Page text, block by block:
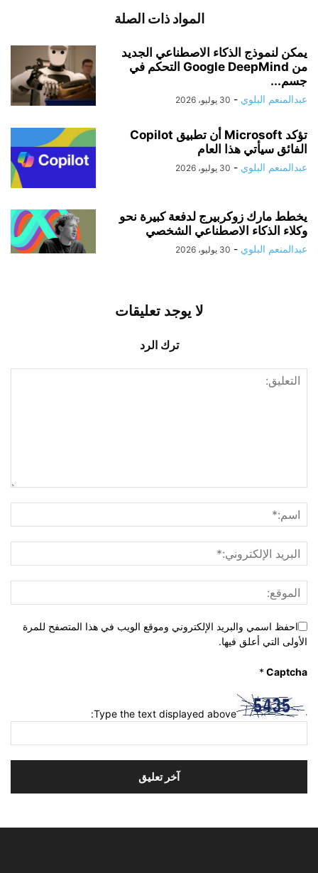
المواد ذات الصلة
يمكن لنموذج الذكاء الاصطناعي الجديد
من Google DeepMind التحكم في
جسم...
عبدالمنعم البلوي - 30 يوليو، 2026
تؤكد Microsoft أن تطبيق Copilot
الفائق سيأتي هذا العام
عبدالمنعم البلوي - 30 يوليو، 2026
يخطط مارك زوكربيرج لدفعة كبيرة نحو
وكلاء الذكاء الاصطناعي الشخصي
عبدالمنعم البلوي - 30 يوليو، 2026
لا يوجد تعليقات
ترك الرد
احفظ اسمي والبريد الإلكتروني وموقع الويب في هذا المتصفح للمرة
الأولى التي أعلق فيها.
Captcha
*
Type the text displayed above: